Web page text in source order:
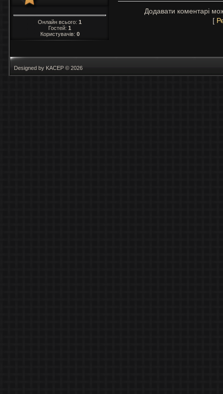
Онлайн всього: 1
Гостей: 1
Користувачів: 0
Додавати коментарі
[
Designed by KACEP © 2026